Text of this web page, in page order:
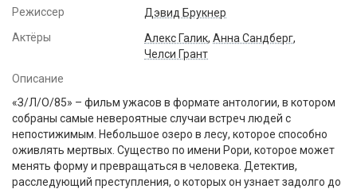
Режиссер
Дэвид Брукнер
Актёры
Алекс Галик, Анна Сандберг,
Челси Грант
Описание
«З/Л/О/85» – фильм ужасов в формате антологии, в котором
собраны самые невероятные случаи встреч людей с
непостижимым. Небольшое озеро в лесу, которое способно
оживлять мертвых. Существо по имени Рори, которое может
менять форму и превращаться в человека. Детектив,
расследующий преступления, о которых он узнает задолго до